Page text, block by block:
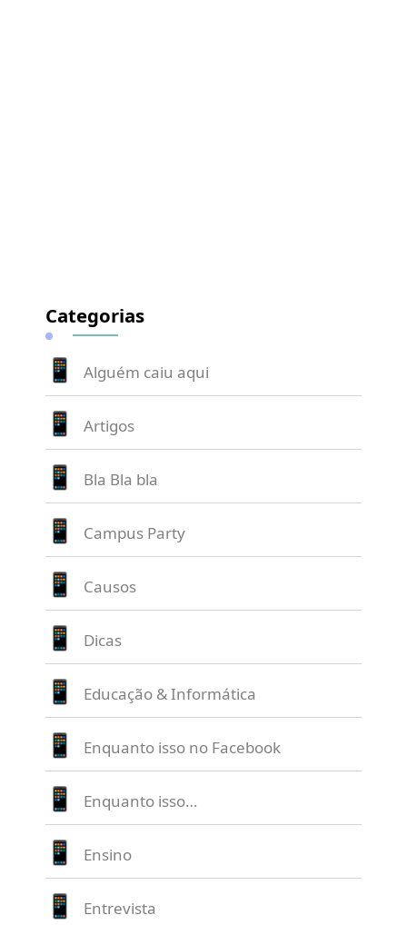
Categorias
Alguém caiu aqui
Artigos
Bla Bla bla
Campus Party
Causos
Dicas
Educação & Informática
Enquanto isso no Facebook
Enquanto isso…
Ensino
Entrevista